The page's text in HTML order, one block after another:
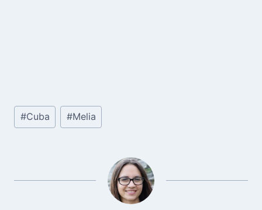
Etiquetas
de
#Cuba #Melia